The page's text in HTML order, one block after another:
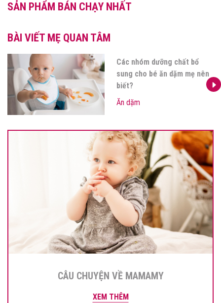
SẢN PHẨM BÁN CHẠY NHẤT
BÀI VIẾT MẸ QUAN TÂM
Đồ ăn dặm cho bé: Mẹ cần
sắm gì khi bé bước vào giai
đoạn ăn dặm?
Ăn dặm
CÂU CHUYỆN VỀ MAMAMY
XEM THÊM